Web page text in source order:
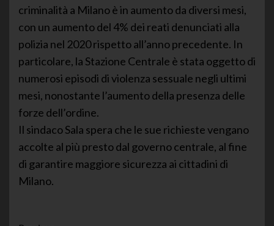
criminalità a Milano è in aumento da diversi mesi,
con un aumento del 4% dei reati denunciati alla
polizia nel 2020 rispetto all’anno precedente. In
particolare, la Stazione Centrale è stata oggetto di
numerosi episodi di violenza sessuale negli ultimi
mesi, nonostante l’aumento della presenza delle
forze dell’ordine.
Il sindaco Sala spera che le sue richieste vengano
accolte al più presto dal governo centrale, al fine
di garantire maggiore sicurezza ai cittadini di
Milano.